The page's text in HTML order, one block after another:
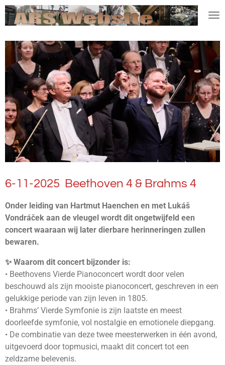
Ga
direct
de
hoofdinhoud
6-11-2025 Beethoven 4 & Brahms 4
Onder leiding van Hartmut Haenchen en met Lukáš
Vondráček aan de vleugel wordt dit ongetwijfeld een
concert waaraan wij later dierbare herinneringen zullen
bewaren.
✨ Waarom dit concert bijzonder is:
• Beethovens Vierde Pianoconcert wordt door velen
beschouwd als zijn mooiste pianoconcert, geschreven in een
gelukkige periode van zijn leven in 1805.
• Brahms’ Vierde Symfonie is zijn laatste en meest
doorleefde symfonie, vol nostalgie en emotionele diepgang.
• De combinatie van deze twee meesterwerken in één avond,
uitgevoerd door topmusici, maakt dit concert tot een
zeldzame belevenis.